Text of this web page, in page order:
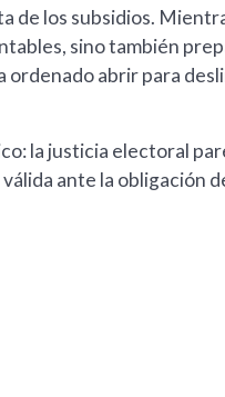
de los subsidios.
sino también
ordenado abrir para
la justicia electoral
ante la obligación